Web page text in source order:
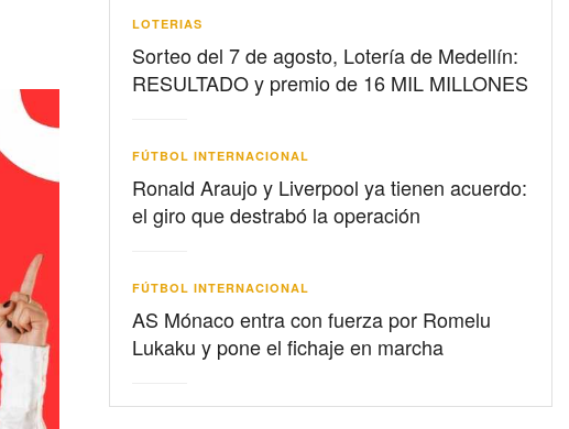
LOTERIAS
Sorteo del 7 de agosto, Lotería de Medellín:
RESULTADO y premio de 16 MIL MILLONES
FÚTBOL INTERNACIONAL
Ronald Araujo y Liverpool ya tienen acuerdo:
el giro que destrabó la operación
FÚTBOL INTERNACIONAL
AS Mónaco entra con fuerza por Romelu
Lukaku y pone el fichaje en marcha